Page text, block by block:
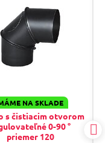
NA SKLADE
s čistiacim otvorom
0-90 °
priemer 120